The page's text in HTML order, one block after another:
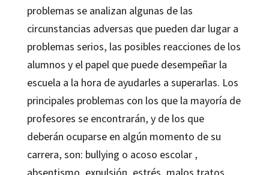
problemas se analizan algunas de las
circunstancias adversas que pueden dar lugar a
problemas serios, las posibles reacciones de los
alumnos y el papel que puede desempeñar la
escuela a la hora de ayudarles a superarlas. Los
principales problemas con los que la mayoría de
profesores se encontrarán, y de los que
deberán ocuparse en algún momento de su
carrera, son: bullying o acoso escolar ,
absentismo, expulsión, estrés, malos tratos,